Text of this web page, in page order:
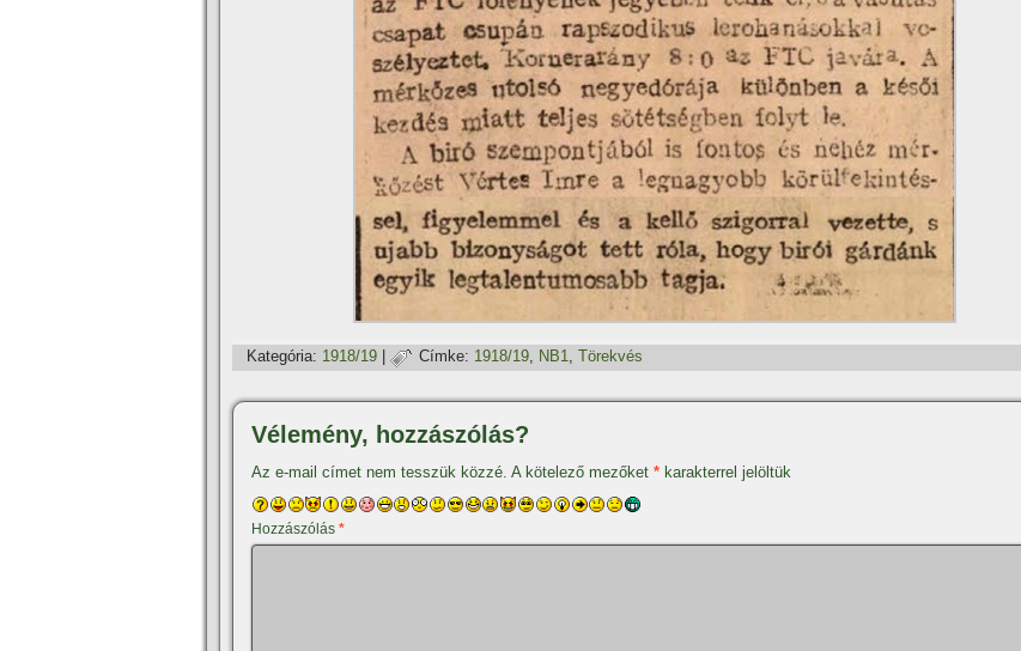
Kategória: 1918/19 Címke: 1918/19, NB1, Törekvés
Vélemény, hozzászólás?
Az e-mail címet nem tesszük közzé. A kötelező mezőket * karakterrel jelöltük
Hozzászólás *